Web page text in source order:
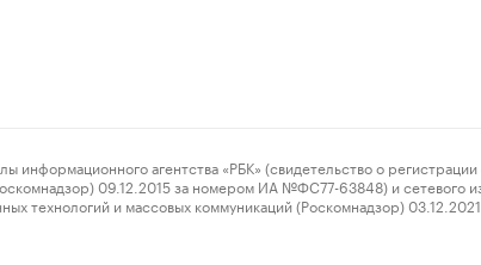
агентства «РБК» (свидетельство о регистрации
09.12.2015 за номером ИА №ФС77-63848) и сетевого
технологий и массовых коммуникаций (Роскомнадзор)